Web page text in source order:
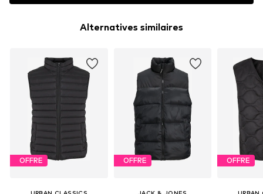
Alternatives similaires
OFFRE OFFRE OFFRE